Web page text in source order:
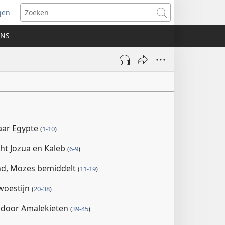
Zoeken
Egypte (1-10)
Jozua en Kaleb (6-9)
Mozes bemiddelt (11-19)
(20-38)
Amalekieten (39-45)